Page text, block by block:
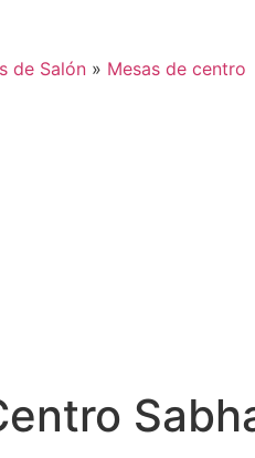
de Salón » Mesas de centro